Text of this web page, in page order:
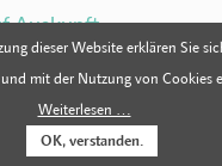
Auskunft
hat das vom
Verordnungsgeber
für die Verarbeitung
unentgeltliche Auskunft
dieser Website erklären Sie
mit der Nutzung von Cookies
Weiterlesen …
OK, verstanden.